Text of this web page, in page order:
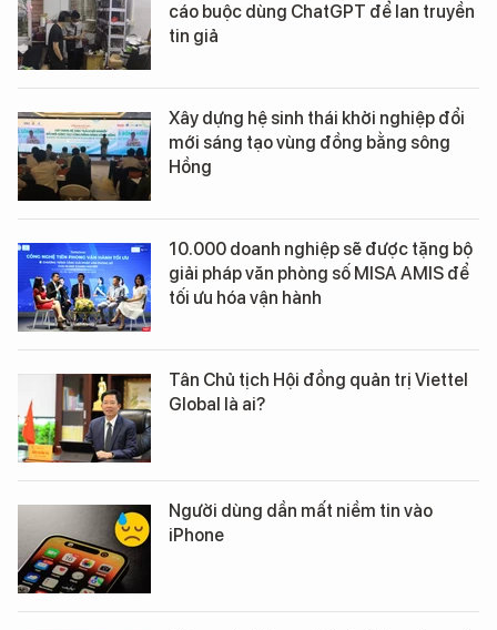
cáo buộc dùng ChatGPT để lan truyền
tin giả
Xây dựng hệ sinh thái khởi nghiệp đổi
mới sáng tạo vùng đồng bằng sông
Hồng
10.000 doanh nghiệp sẽ được tặng bộ
giải pháp văn phòng số MISA AMIS để
tối ưu hóa vận hành
Tân Chủ tịch Hội đồng quản trị Viettel
Global là ai?
Người dùng dần mất niềm tin vào
iPhone